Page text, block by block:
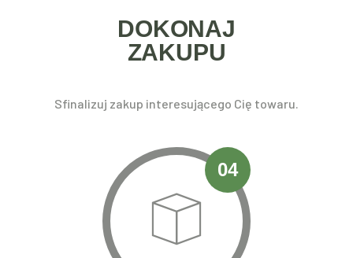
DOKONAJ
ZAKUPU
Sfinalizuj zakup interesującego Cię towaru.
04